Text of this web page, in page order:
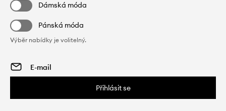
Dámská móda
Pánská móda
Výběr nabídky je volitelný.
Přihlásit se